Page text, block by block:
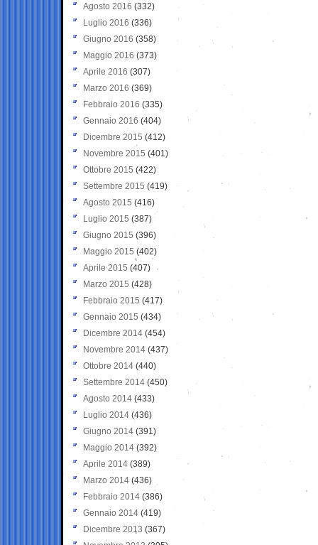
Agosto 2016 (332)
Luglio 2016 (336)
Giugno 2016 (358)
Maggio 2016 (373)
Aprile 2016 (307)
Marzo 2016 (369)
Febbraio 2016 (335)
Gennaio 2016 (404)
Dicembre 2015 (412)
Novembre 2015 (401)
Ottobre 2015 (422)
Settembre 2015 (419)
Agosto 2015 (416)
Luglio 2015 (387)
Giugno 2015 (396)
Maggio 2015 (402)
Aprile 2015 (407)
Marzo 2015 (428)
Febbraio 2015 (417)
Gennaio 2015 (434)
Dicembre 2014 (454)
Novembre 2014 (437)
Ottobre 2014 (440)
Settembre 2014 (450)
Agosto 2014 (433)
Luglio 2014 (436)
Giugno 2014 (391)
Maggio 2014 (392)
Aprile 2014 (389)
Marzo 2014 (436)
Febbraio 2014 (386)
Gennaio 2014 (419)
Dicembre 2013 (367)